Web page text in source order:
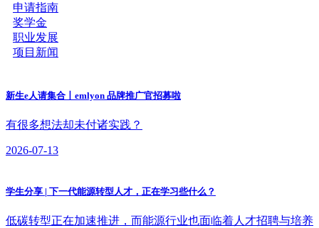
申请指南
奖学金
职业发展
项目新闻
​新生e人请集合丨emlyon 品牌推广官招募啦
有很多想法却未付诸实践？
2026-07-13
学生分享 | 下一代能源转型人才，正在学习些什么？
低碳转型正在加速推进，而能源行业也面临着人才招聘与培养